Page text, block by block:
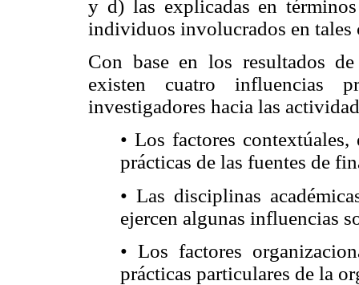
y d) las explicadas en
individuos involucrados en tales
Con base en los resultados
existen cuatro influencias
investigadores hacia las
• Los factores
prácticas de las fuentes de
• Las disciplinas
ejercen algunas influencias
• Los factores
prácticas particulares de la